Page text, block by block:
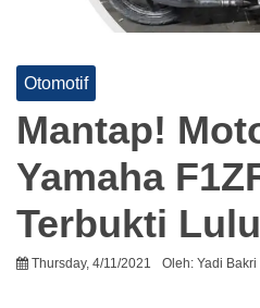
Otomotif
Mantap!
Yamaha
Terbukti
Thursday, 4/11/2021 Oleh: Yadi Bakri